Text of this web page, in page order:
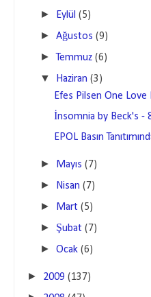
► Eylül (5)
►Ağustos (9)
►Temmuz (6)
▼ Haziran (3)
Efes Pilsen One
İnsomnia by Beck's -
EPOL Basın
► Mayıs (7)
► Nisan (7)
► Mart (5)
► Şubat (7)
►Ocak (6)
► 2009 (137)